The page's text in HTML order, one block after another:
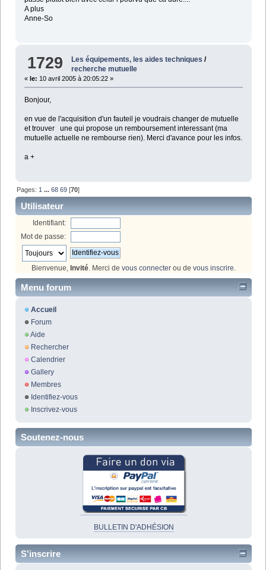
A plus
Anne-So
1729 Les équipements, les aides techniques /
recherche mutuelle
« le: 10 avril 2005 à 20:05:22 »
Bonjour,
en vue de l'acquisition d'un fauteil je voudrais changer de mutuelle
et trouver une qui propose un remboursement interessant (ma
mutuelle actuelle ne rembourse rien). Merci d'avance pour les infos.
a +
Pages: 1 ...68 69 [70]
Utilisateur
Identifiant:
Mot de passe:
Bienvenue, Invité. Merci de vous connecter ou de vous inscrire.
Menu forum
Accueil
Forum
Aide
Rechercher
Calendrier
Gallery
Membres
Identifiez-vous
Inscrivez-vous
Soutenez-nous
BULLETIN D'ADHÉSION
S'inscrire